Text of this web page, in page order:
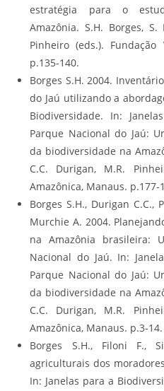
estratégia para o
Amazônia. S.H. Borges,
Pinheiro (eds.). Fundação
p.135-140.
Borges S.H. 2004.
do Jaú utilizando a
Biodiversidade. In:
Parque Nacional do Jaú:
da biodiversidade na
C.C. Durigan, M.R.
Amazônica, Manaus. p.177-
Borges S.H., Durigan C.C.,
Murchie A. 2004.
na Amazônia brasileira:
Nacional do Jaú. In:
Parque Nacional do Jaú:
da biodiversidade na
C.C. Durigan, M.R.
Amazônica, Manaus. p.3-14.
Borges S.H., Filoni F.,
agriculturais dos
In: Janelas para a